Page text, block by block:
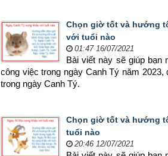
Chọn giờ tốt và hướng
với tuổi nào
01:47 16/07/2021
Bài viết này sẽ giúp
công việc trong ngày Canh Tý năm
trong ngày Canh Tý.
Chọn giờ tốt và hướng
tuổi nào
20:46 12/07/2021